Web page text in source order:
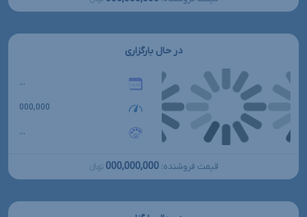
در حال بارگزاری
...
000,000
...
قیمت فروشنده: 000,000,000 تومانءءء